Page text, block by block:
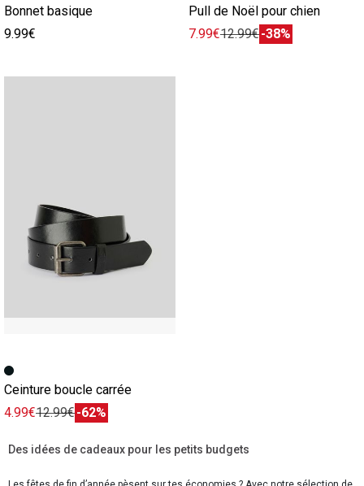
Bonnet basique
9.99€
Pull de Noël pour chien
7.99€12.99€-38%
Ceinture boucle carrée
4.99€12.99€-62%
Des idées de cadeaux pour les petits budgets